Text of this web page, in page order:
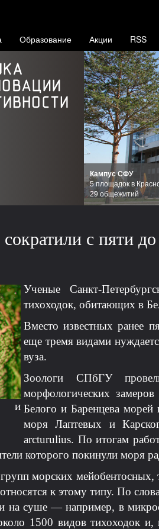
Образование Акции RSS
Кампус СФУ
5 площадок в
29 общежитий
с пяти
и
Ученые Санкт-
тихоходок, обитающих в
Вместо известных ранее
еще тремя видами
вуза.
Зоологи СПбГУ
морфологических
Белого и Баренцева
моря Лаптевых и
arcturulius. По итогам
которого покинули моря
морских
к этому типу. По
суше — например, в
1500 видов тихоходок